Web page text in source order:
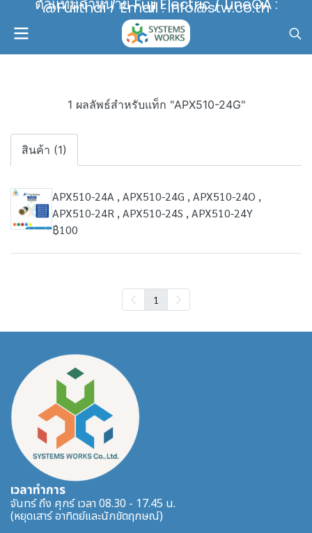
ตัวแทนจำหน่าย Fuji Electric / LineOA :
@Fujithai / Email : info@stw.co.th
1 ผลลัพธ์สำหรับแท็ก "APX510-24G"
สินค้า (1)
APX510-24A , APX510-24G , APX510-24O ,
APX510-24R , APX510-24S , APX510-24Y
฿100
1
เวลาทำการ
จันทร์ ถึง ศุกร์ เวลา 08.30 - 17.45 น.
(หยุดเสาร์ อาทิตย์และนักขัตฤกษณ์)